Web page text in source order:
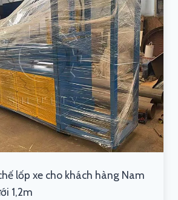
lốp xe cho khách hàng Nam
1,2m